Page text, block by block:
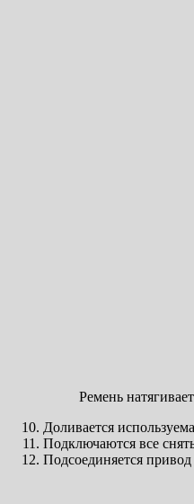
Ремень
Доливается
Подключаются все
Подсоединяется привод